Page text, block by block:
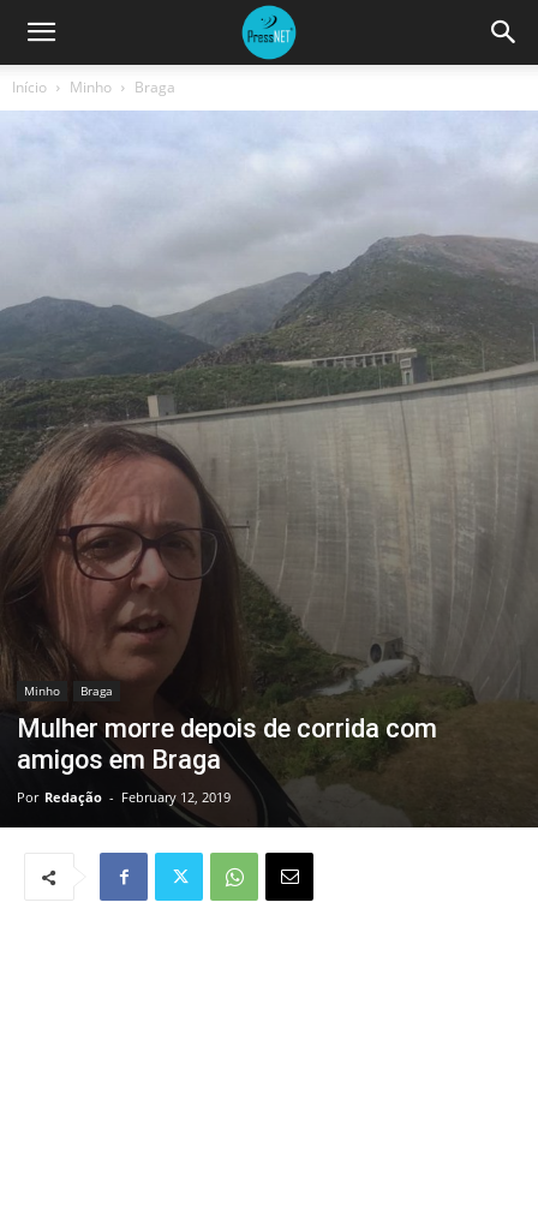
Início Minho Braga
Minho Braga
Mulher morre depois de corrida com
amigos em Braga
Por Redação - February 12, 2019